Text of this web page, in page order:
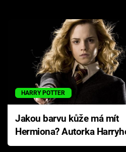
HARRY POTTER
Jakou barvu kůže má mít
Hermiona? Autorka
Pottera přišla s ráznou